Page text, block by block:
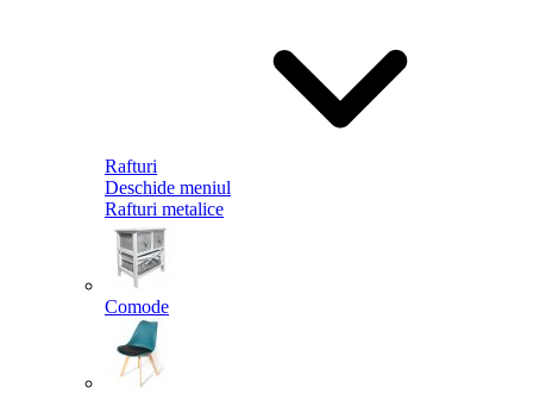
Rafturi
Deschide meniul
Rafturi metalice
Comode